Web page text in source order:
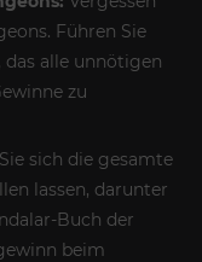
Führen Sie
alle unnötigen
zu
sich die gesamte
lassen, darunter
Buch der
beim